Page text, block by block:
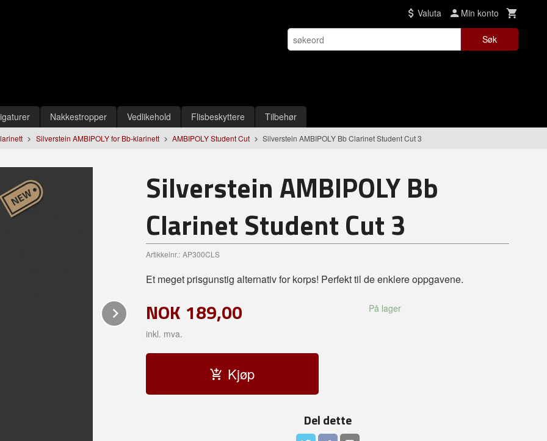
Valuta Min konto
Søk
Nakkestropper Vedlikehold Flisbeskyttere Tilbehør
Silverstein AMBIPOLY for Bb-klarinett AMBIPOLY Student Cut Silverstein AMBIPOLY Bb Clarinet Student Cut 3
Next
Silverstein AMBIPOLY Bb
Clarinet Student Cut 3
Artikkelnr.: AP300CLS
Et meget prisgunstig alternativ for korps! Perfekt til de enklere oppgavene.
NOK 189,00
inkl. mva.
På lager
Kjøp
Del dette